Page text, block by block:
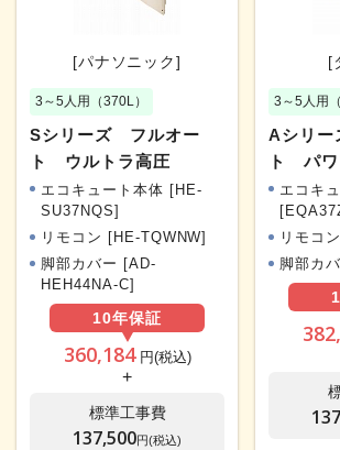
[パナソニック]
3～5人用（370L）
Sシリーズ フルオー
ト ウルトラ高圧
エコキュート本体 [HE-
SU37NQS]
リモコン [HE-TQWNW]
脚部カバー [AD-
HEH44NA-C]
10年保証
360,184円(税込)
+
標準工事費
137,500円(税込)
[
3～5人用
Aシリ
ト パワ
エコキ
リモコ
脚部カ